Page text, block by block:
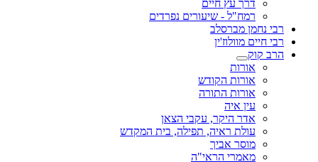
דרך עץ חיים
רמח"ל - שיעורים נפרדים
רבי נחמן מברסלב
רבי חיים מוולוז'ין
הרב קוק
אורות
אורות הקודש
אורות התורה
עין איה
אדר היקר, עקבי הצאן
עולת ראיה, תפילה, בית המקדש
מוסר אביך
מאמרי הראי"ה